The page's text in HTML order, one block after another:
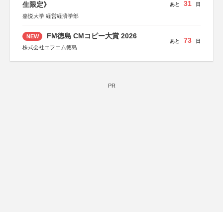
生限定》
嘉悦大学 経営経済学部
あと 31 日
NEW FM徳島 CMコピー大賞 2026
株式会社エフエム徳島
あと 73 日
PR